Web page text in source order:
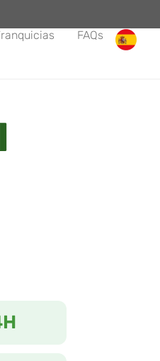
FAQs